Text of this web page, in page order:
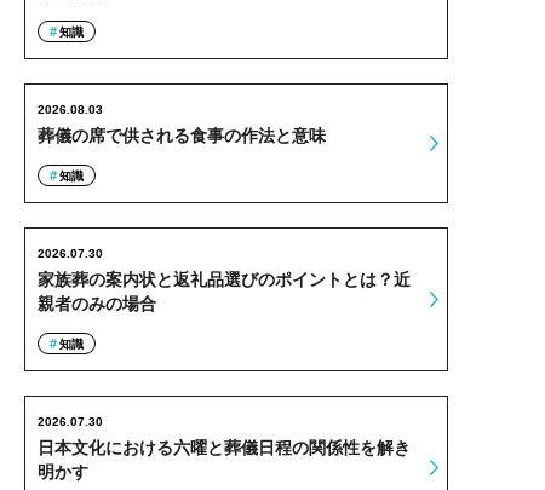
知識
葬儀の席で供される食事の作法と意味
2026.08.03
知識
家族葬の案内状と返礼品選びのポイントとは？近
親者のみの場合
2026.07.30
知識
日本文化における六曜と葬儀日程の関係性を解き
明かす
2026.07.30